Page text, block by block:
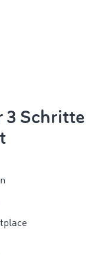
3 Schritte